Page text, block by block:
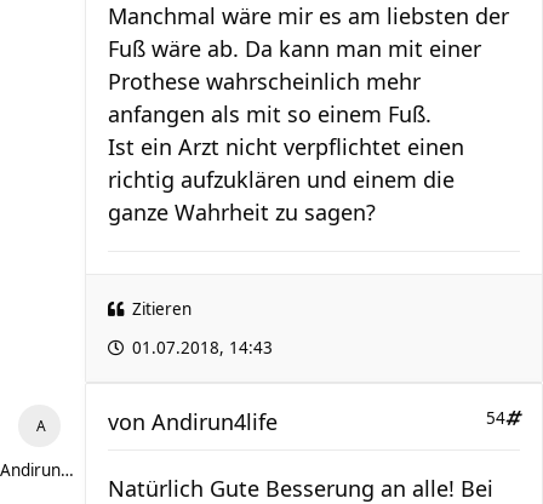
Manchmal wäre mir es am liebsten der
Fuß wäre ab. Da kann man mit einer
Prothese wahrscheinlich mehr
anfangen als mit so einem Fuß.
Ist ein Arzt nicht verpflichtet einen
richtig aufzuklären und einem die
ganze Wahrheit zu sagen?
Zitieren
01.07.2018, 14:43
Andirun4life
54
von Andirun4life
Natürlich Gute Besserung an alle! Bei